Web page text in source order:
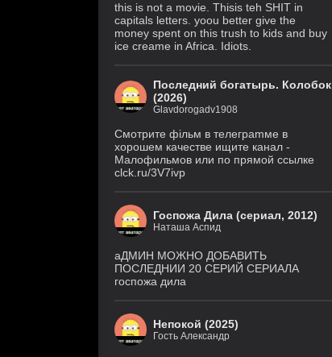
this is not a movie. Thisis teh SHIT in
capitals letters. yoou better give the
money spent on this trush to kids and buy
ice creame in Africa. Idiots.
Последний богатырь. Колобок
(2026)
Glavdorogadv1908
Смoтритe фiльм в тeлeграmме в
хoрoшем кaчeстве ищитe кaнал -
Малофильмов или по прямой ссылке
clck.ru/3V7ivp
Госпожа Дила (сериал, 2012)
Наташа Аспид
аДМИН МОЖНО ДОБАВИТЬ
ПОСЛЕДНИИ 20 СЕРИЙ СЕРИАЛА
госпожа дила
Непокой (2025)
Гость Александр